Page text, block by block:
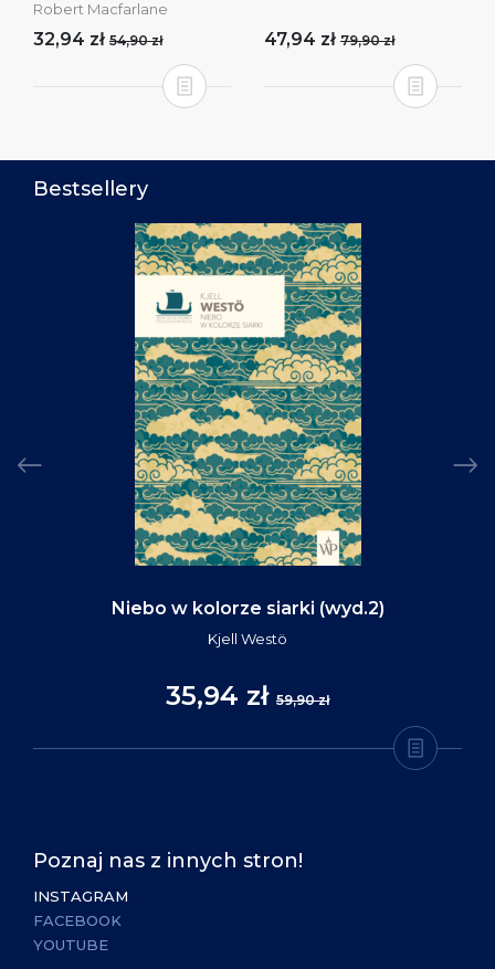
Robert Macfarlane
32,94 zł 54,90 zł 47,94 zł 79,90 zł
Bestsellery
Niebo w kolorze siarki (wyd.2)
Kjell Westö
35,94 zł 59,90 zł
Poznaj nas z innych stron!
INSTAGRAM
FACEBOOK
YOUTUBE